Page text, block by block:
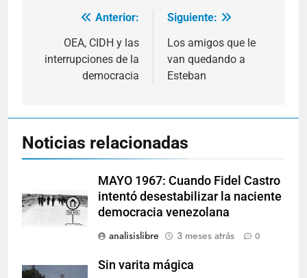
Navegación
entradas
Anterior:
OEA, CIDH y las
interrupciones de la
democracia
Siguiente:
Los amigos que le
van quedando a
Esteban
Noticias relacionadas
MAYO 1967: Cuando Fidel Castro
intentó desestabilizar la naciente
democracia venezolana
analisislibre
3 meses atrás 0
Sin varita mágica